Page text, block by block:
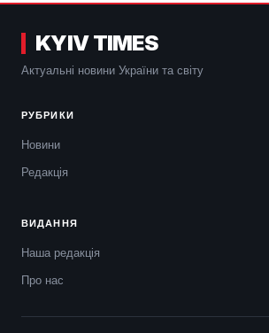
KYIV TIMES
Актуальні новини України та світу
РУБРИКИ
Новини
Редакція
ВИДАННЯ
Наша редакція
Про нас